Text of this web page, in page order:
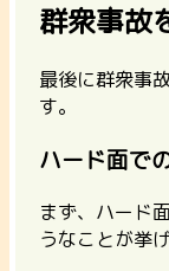
群衆事故
最後に群衆事
す。
ハード面で
まず、ハード
うなことが挙